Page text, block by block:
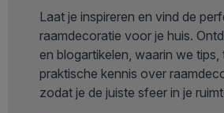
Laat je inspireren en vind de
raamdecoratie voor je huis.
en blogartikelen, waarin we tips,
praktische kennis over
zodat je de juiste sfeer in je